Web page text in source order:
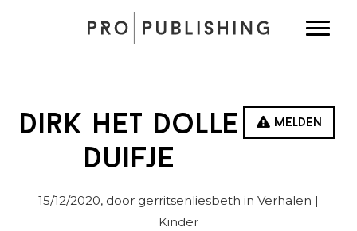
Melden
Dirk het dolle
duifje
15/12/2020, door gerritsenliesbeth in Verhalen |
Kinder